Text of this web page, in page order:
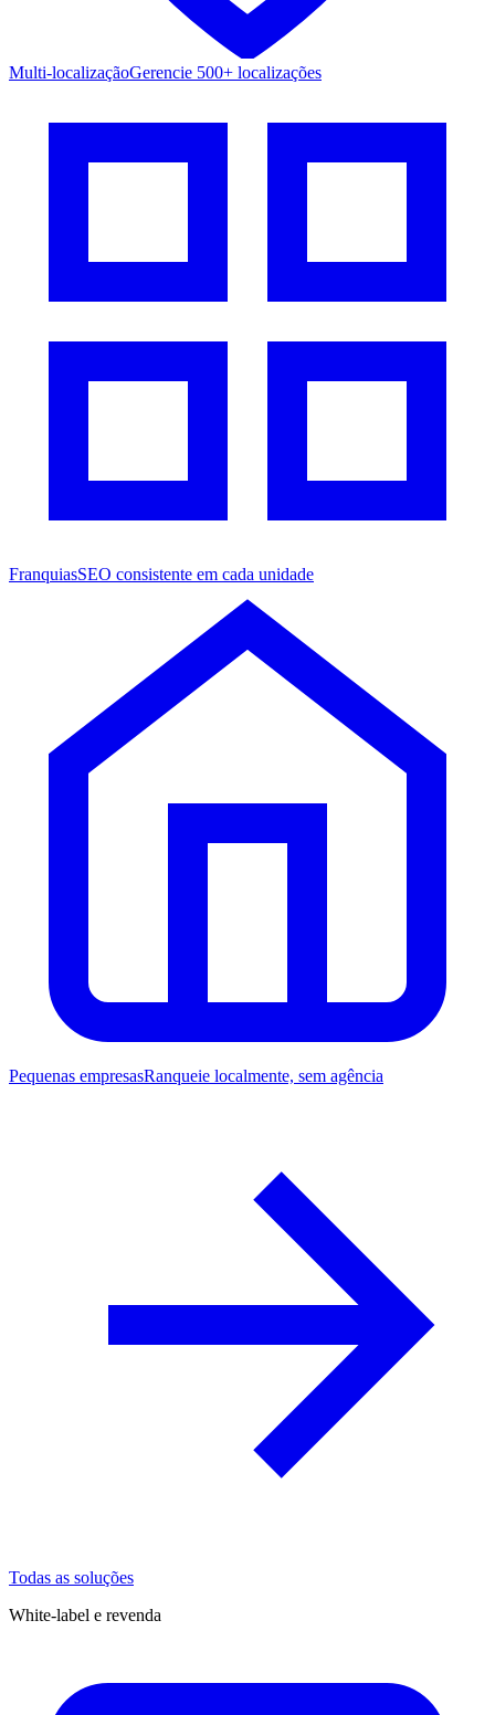
Multi-localizaçãoGerencie 500+ localizações
FranquiasSEO consistente em cada unidade
Pequenas empresasRanqueie localmente, sem agência
Todas as soluções
White-label e revenda